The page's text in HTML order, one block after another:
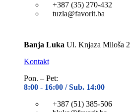
+387 (35) 270-432
tuzla@favorit.ba
Banja Luka Ul. Knjaza Miloša
Kontakt
Pon. – Pet:
8:00 - 16:00 / Sub. 14:00
+387 (51) 385-506